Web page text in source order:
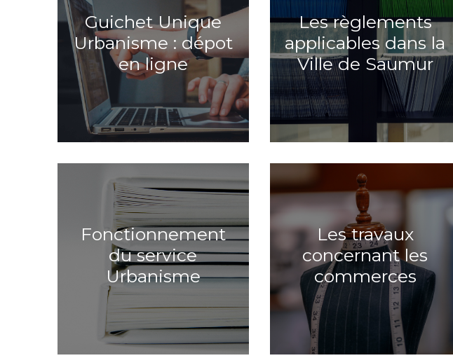
Guichet Unique
Urbanisme : dépot
en ligne
Les règlements
applicables dans la
Ville de Saumur
Fonctionnement
du service
Urbanisme
Les travaux
concernant les
commerces